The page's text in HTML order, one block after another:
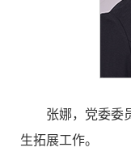
张娜，党委委
生拓展工作。